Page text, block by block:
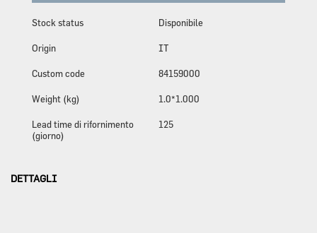
Stock status Disponibile
Origin IT
Custom code 84159000
Weight (kg) 1.0*1.000
Lead time di rifornimento
(giorno)
125
DETTAGLI